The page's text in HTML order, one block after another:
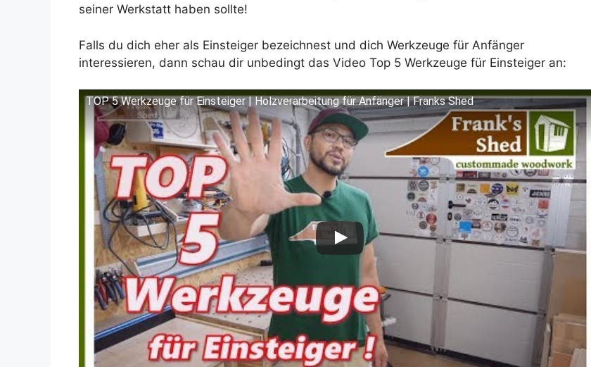
seiner Werkstatt haben sollte!
Falls du dich eher als Einsteiger bezeichnest und dich Werkzeuge für Anfänger
interessieren, dann schau dir unbedingt das Video Top 5 Werkzeuge für Einsteiger an:
TOP 5 Werkzeuge für Einsteiger | Holzverarbeitung für Anfänger | Franks Shed
Dieses Video auf YouTube ansehen